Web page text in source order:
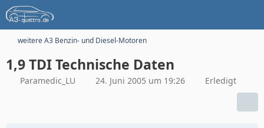
weitere A3 Benzin- und Diesel-Motoren
1,9 TDI Technische Daten
Paramedic_LU 24. Juni 2005 um 19:26 Erledigt